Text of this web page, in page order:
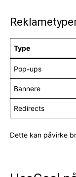
Type
Pop-ups
Bannere
Redirects
Dette kan påvirke